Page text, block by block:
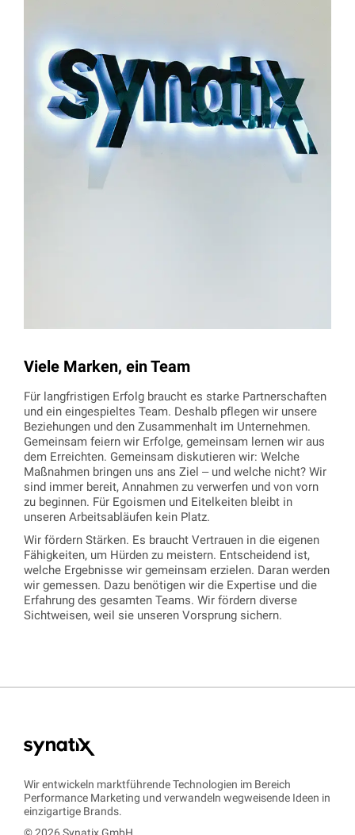
Viele Marken, ein Team
Für langfristigen Erfolg braucht es starke Partnerschaften
und ein eingespieltes Team. Deshalb pflegen wir unsere
Beziehungen und den Zusammenhalt im Unternehmen.
Gemeinsam feiern wir Erfolge, gemeinsam lernen wir aus
dem Erreichten. Gemeinsam diskutieren wir: Welche
Maßnahmen bringen uns ans Ziel – und welche nicht? Wir
sind immer bereit, Annahmen zu verwerfen und von vorn
zu beginnen. Für Egoismen und Eitelkeiten bleibt in
unseren Arbeitsabläufen kein Platz.
Wir fördern Stärken. Es braucht Vertrauen in die eigenen
Fähigkeiten, um Hürden zu meistern. Entscheidend ist,
welche Ergebnisse wir gemeinsam erzielen. Daran werden
wir gemessen. Dazu benötigen wir die Expertise und die
Erfahrung des gesamten Teams. Wir fördern diverse
Sichtweisen, weil sie unseren Vorsprung sichern.
Wir entwickeln marktführende Technologien im Bereich
Performance Marketing und verwandeln wegweisende Ideen in
einzigartige Brands.